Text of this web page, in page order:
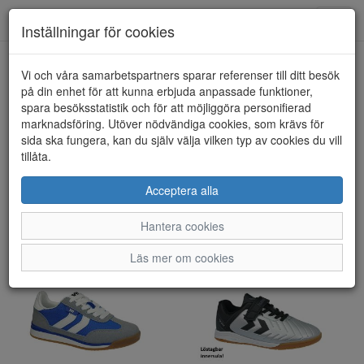
Sport/Fritid - Barn (114
artiklar)
Sortera efter:
Inställningar för cookies
Vi och våra samarbetspartners sparar referenser till ditt besök
på din enhet för att kunna erbjuda anpassade funktioner,
spara besöksstatistik och för att möjliggöra personifierad
marknadsföring. Utöver nödvändiga cookies, som krävs för
sida ska fungera, kan du själv välja vilken typ av cookies du vill
tillåta.
Acceptera alla
Hantera cookies
Läs mer om cookies